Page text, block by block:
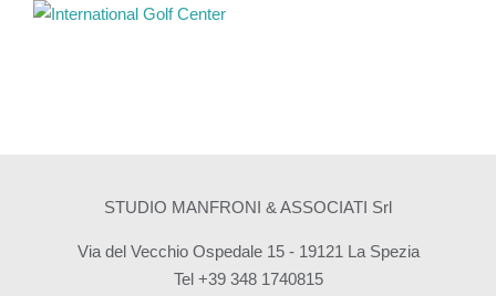
STUDIO MANFRONI & ASSOCIATI Srl
Via del Vecchio Ospedale 15 - 19121 La Spezia
Tel +39 348 1740815